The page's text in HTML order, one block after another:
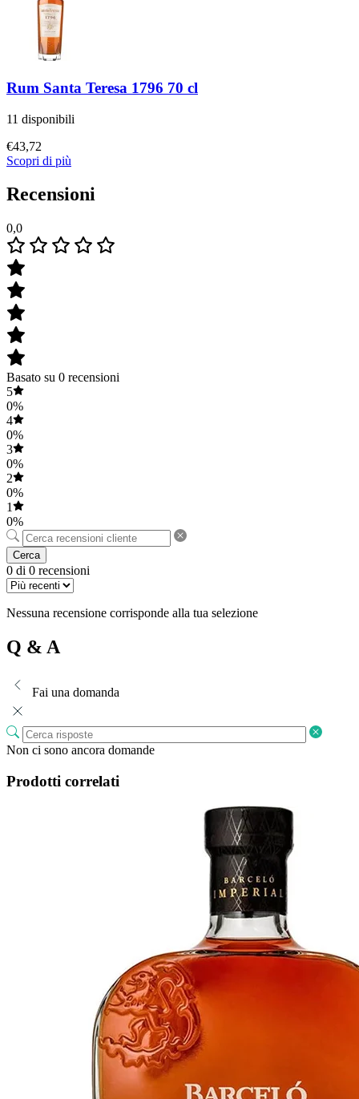
Rum Santa Teresa 1796 70 cl
11 disponibili
€43,72
Scopri di più
Recensioni
0,0
Basato su 0 recensioni
5
0%
4
0%
3
0%
2
0%
1
0%
Cerca
0 di 0 recensioni
Nessuna recensione corrisponde alla tua selezione
Q & A
Fai una domanda
Non ci sono ancora domande
Prodotti correlati